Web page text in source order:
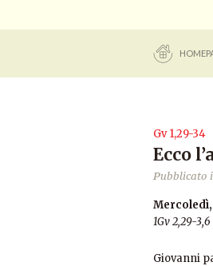
Gv 1,29-34
Ecco
Pubblicato
1Gv 2,29-
Giovanni